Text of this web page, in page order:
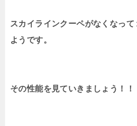
スカイラインクーペがなくなっ
ようです。
その性能を見ていきましょう！！